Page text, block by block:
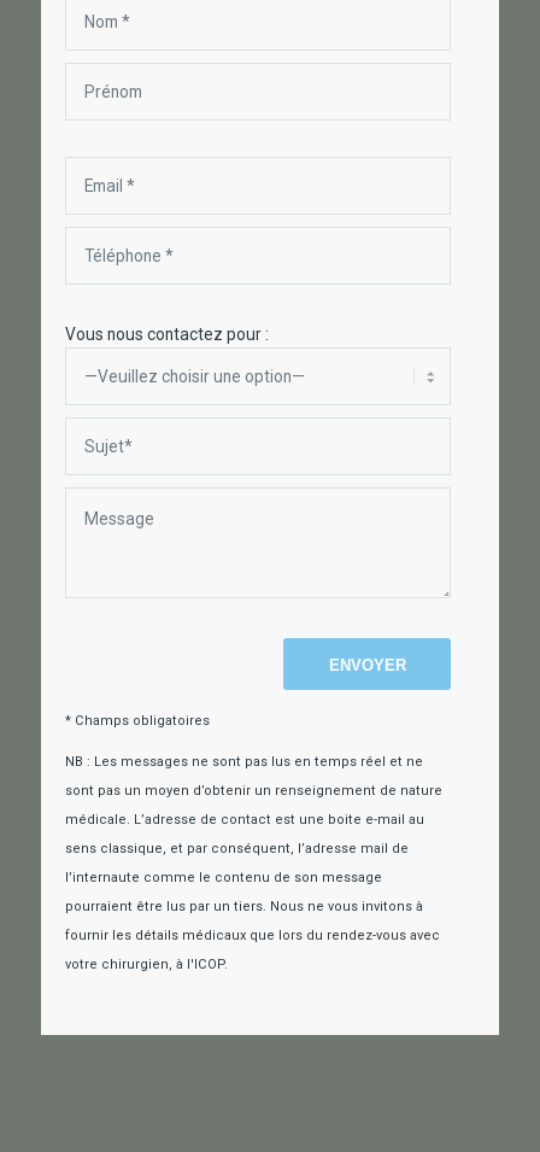
Vous nous contactez pour :
* Champs obligatoires
NB : Les messages ne sont pas lus en temps réel et ne
sont pas un moyen d’obtenir un renseignement de nature
médicale. L’adresse de contact est une boite e-mail au
sens classique, et par conséquent, l’adresse mail de
l’internaute comme le contenu de son message
pourraient être lus par un tiers. Nous ne vous invitons à
fournir les détails médicaux que lors du rendez-vous avec
votre chirurgien, à l'ICOP.